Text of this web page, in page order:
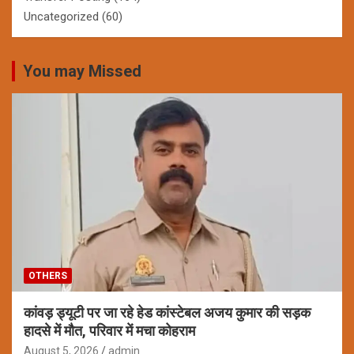
Uncategorized (60)
You may Missed
OTHERS
कांवड़ ड्यूटी पर जा रहे हेड कांस्टेबल अजय कुमार की सड़क
हादसे में मौत, परिवार में मचा कोहराम
August 5, 2026 admin